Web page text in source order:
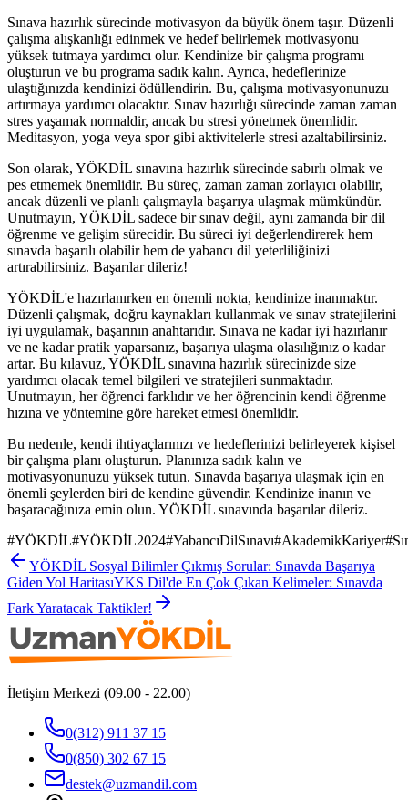
Sınava hazırlık sürecinde motivasyon da büyük önem taşır. Düzenli
çalışma alışkanlığı edinmek ve hedef belirlemek motivasyonu
yüksek tutmaya yardımcı olur. Kendinize bir çalışma programı
oluşturun ve bu programa sadık kalın. Ayrıca, hedeflerinize
ulaştığınızda kendinizi ödüllendirin. Bu, çalışma motivasyonunuzu
artırmaya yardımcı olacaktır. Sınav hazırlığı sürecinde zaman zaman
stres yaşamak normaldir, ancak bu stresi yönetmek önemlidir.
Meditasyon, yoga veya spor gibi aktivitelerle stresi azaltabilirsiniz.
Son olarak, YÖKDİL sınavına hazırlık sürecinde sabırlı olmak ve
pes etmemek önemlidir. Bu süreç, zaman zaman zorlayıcı olabilir,
ancak düzenli ve planlı çalışmayla başarıya ulaşmak mümkündür.
Unutmayın, YÖKDİL sadece bir sınav değil, aynı zamanda bir dil
öğrenme ve gelişim sürecidir. Bu süreci iyi değerlendirerek hem
sınavda başarılı olabilir hem de yabancı dil yeterliliğinizi
artırabilirsiniz. Başarılar dileriz!
YÖKDİL'e hazırlanırken en önemli nokta, kendinize inanmaktır.
Düzenli çalışmak, doğru kaynakları kullanmak ve sınav stratejilerini
iyi uygulamak, başarının anahtarıdır. Sınava ne kadar iyi hazırlanır
ve ne kadar pratik yaparsanız, başarıya ulaşma olasılığınız o kadar
artar. Bu kılavuz, YÖKDİL sınavına hazırlık sürecinizde size
yardımcı olacak temel bilgileri ve stratejileri sunmaktadır.
Unutmayın, her öğrenci farklıdır ve her öğrencinin kendi öğrenme
hızına ve yöntemine göre hareket etmesi önemlidir.
Bu nedenle, kendi ihtiyaçlarınızı ve hedeflerinizi belirleyerek kişisel
bir çalışma planı oluşturun. Planınıza sadık kalın ve
motivasyonunuzu yüksek tutun. Sınavda başarıya ulaşmak için en
önemli şeylerden biri de kendine güvendir. Kendinize inanın ve
başaracağınıza emin olun. YÖKDİL sınavında başarılar dileriz.
#YÖKDİL#YÖKDİL2024#YabancıDilSınavı#AkademikKariyer#
YÖKDİL Sosyal Bilimler Çıkmış Sorular: Sınavda Başarıya
Giden Yol HaritasıYKS Dil'de En Çok Çıkan Kelimeler: Sınavda
Fark Yaratacak Taktikler!
İletişim Merkezi (09.00 - 22.00)
0(312) 911 37 15
0(850) 302 67 15
destek@uzmandil.com